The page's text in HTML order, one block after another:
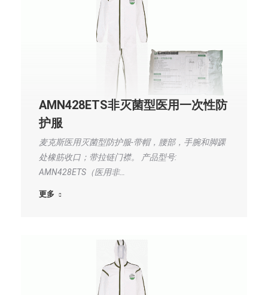
AMN428ETS非灭菌型医用一次性防
护服
麦克斯医用灭菌型防护服-带帽，腰部，手腕和脚踝
处橡筋收口；带拉链门襟。 产品型号:
AMN428ETS（医用非…
更多